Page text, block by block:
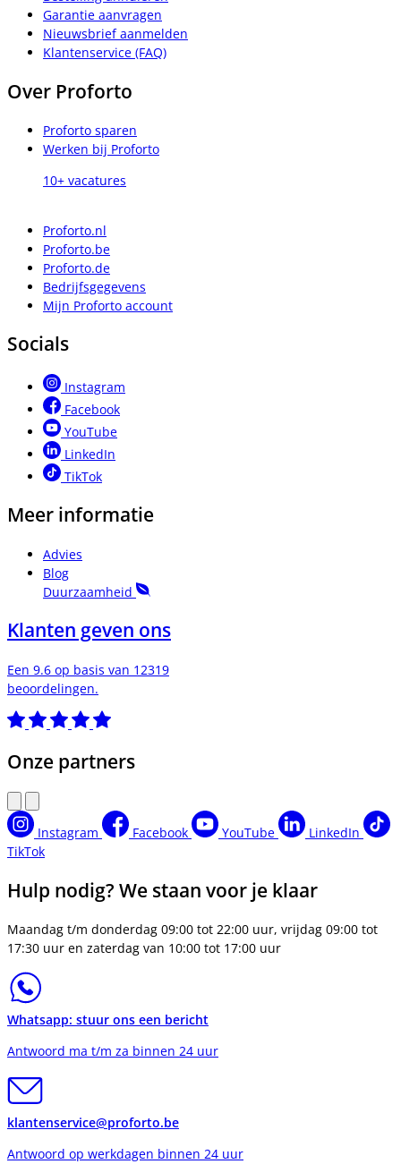
Garantie aanvragen
Nieuwsbrief aanmelden
Klantenservice (FAQ)
Over Proforto
Proforto sparen
Werken bij Proforto
10+ vacatures
Proforto.nl
Proforto.be
Proforto.de
Bedrijfsgegevens
Mijn Proforto account
Socials
Instagram
Facebook
YouTube
LinkedIn
TikTok
Meer informatie
Advies
Blog
Duurzaamheid
Klanten geven ons
Een 9.6 op basis van 12319
beoordelingen.
Onze partners
Instagram Facebook YouTube
LinkedIn
TikTok
Hulp nodig? We staan voor je klaar
Maandag t/m donderdag 09:00 tot 22:00 uur, vrijdag 09:00 tot
17:30 uur en zaterdag van 10:00 tot 17:00 uur
Whatsapp: stuur ons een bericht
Antwoord ma t/m za binnen 24 uur
klantenservice@proforto.be
Antwoord op werkdagen binnen 24 uur